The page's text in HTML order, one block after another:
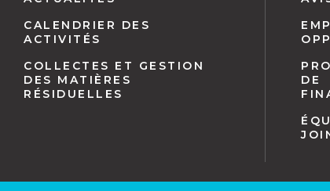
pied
page
CALENDRIER DES
ACTIVITÉS
COLLECTES ET GESTION
DES MATIÈRES
RÉSIDUELLES
DE